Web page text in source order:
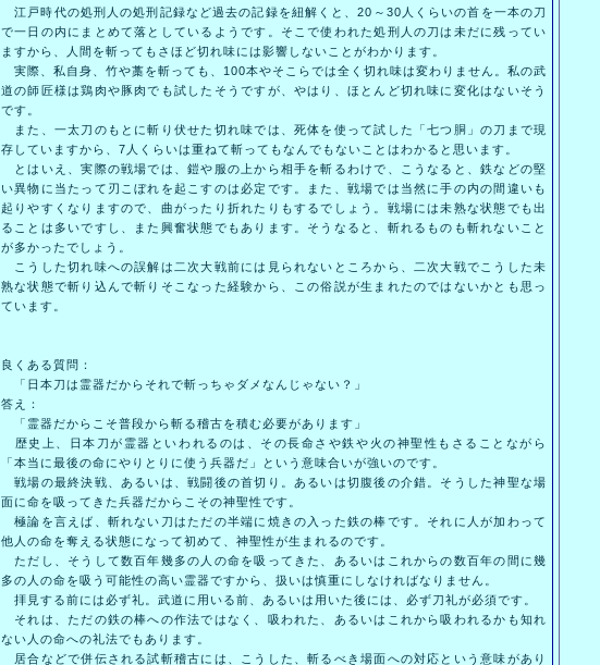
江戸時代の処刑人の処刑記録など過去の記録を紐解くと、20～30人くらいの首を一本の刀
で一日の内にまとめて落としているようです。そこで使われた処刑人の刀は未だに残ってい
ますから、人間を斬ってもさほど切れ味には影響しないことがわかります。
実際、私自身、竹や藁を斬っても、100本やそこらでは全く切れ味は変わりません。私の武
道の師匠様は鶏肉や豚肉でも試したそうですが、やはり、ほとんど切れ味に変化はないそう
です。
また、一太刀のもとに斬り伏せた切れ味では、死体を使って試した「七つ胴」の刀まで現
存していますから、7人くらいは重ねて斬ってもなんでもないことはわかると思います。
とはいえ、実際の戦場では、鎧や服の上から相手を斬るわけで、こうなると、鉄などの堅
い異物に当たって刃こぼれを起こすのは必定です。また、戦場では当然に手の内の間違いも
起りやすくなりますので、曲がったり折れたりもするでしょう。戦場には未熟な状態でも出
ることは多いですし、また興奮状態でもあります。そうなると、斬れるものも斬れないこと
が多かったでしょう。
こうした切れ味への誤解は二次大戦前には見られないところから、二次大戦でこうした未
熟な状態で斬り込んで斬りそこなった経験から、この俗説が生まれたのではないかとも思っ
ています。
良くある質問：
「日本刀は霊器だからそれで斬っちゃダメなんじゃない？」
答え：
「霊器だからこそ普段から斬る稽古を積む必要があります」
歴史上、日本刀が霊器といわれるのは、その長命さや鉄や火の神聖性もさることながら
「本当に最後の命にやりとりに使う兵器だ」という意味合いが強いのです。
戦場の最終決戦、あるいは、戦闘後の首切り。あるいは切腹後の介錯。そうした神聖な場
面に命を吸ってきた兵器だからこその神聖性です。
極論を言えば、斬れない刀はただの半端に焼きの入った鉄の棒です。それに人が加わって
他人の命を奪える状態になって初めて、神聖性が生まれるのです。
ただし、そうして数百年幾多の人の命を吸ってきた、あるいはこれからの数百年の間に幾
多の人の命を吸う可能性の高い霊器ですから、扱いは慎重にしなければなりません。
拝見する前には必ず礼。武道に用いる前、あるいは用いた後には、必ず刀礼が必須です。
それは、ただの鉄の棒への作法ではなく、吸われた、あるいはこれから吸われるかも知れ
ない人の命への礼法でもあります。
居合などで併伝される試斬稽古には、こうした、斬るべき場面への対応という意味があり